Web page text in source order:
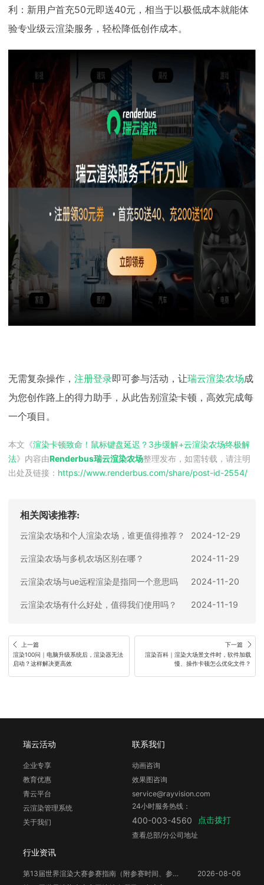
利：新用户首充50元即送40元，相当于以极低成本就能体
验专业级云渲染服务，轻松降低创作成本。
无需复杂操作， 注册登录即可参与活动，让瑞云渲染农场成
为您创作路上的得力助手，从此告别渲染卡顿，高效完成每
一个项目。
本文《渲染卡顿致命！鼠标键盘延迟？3步缓解+云渲染农场终极解
法》内容由Renderbus瑞云渲染农场整理发布，如需转载，请注明
出处及链接： https://www.renderbus.com/share/post-id-2554/
相关阅读推荐:
云渲染农场和个人渲染农场，谁更值得推荐？
2024-12-29
云渲染农场与多机农场区别在哪？ 2024-11-29
云渲染农场与ue远程渲染是指同一个意思吗 2024-11-20
云渲染农场有什么好处，值得我们使用吗？ 2024-11-19
上一篇
渲染100问｜电脑升级系统后，渲染器无法
启动？这样解决更高效
下一篇
渲染百科｜渲染大场景文件时，软件加载
慢、操作卡顿怎么优化文件？
瑞云活动
企业专享
教育优惠
青云平台
云渲染管理系统
关于我们
行业资讯
第13届世界渲染大赛参赛指南（附参赛时间、参赛要求、赛事奖励等）
2026-08-06
联系我们
动画咨询
效果图咨询
service@rayvision.com
24小时服务热线：
400-003-4560 点击拨打
查看总部/分公司地址